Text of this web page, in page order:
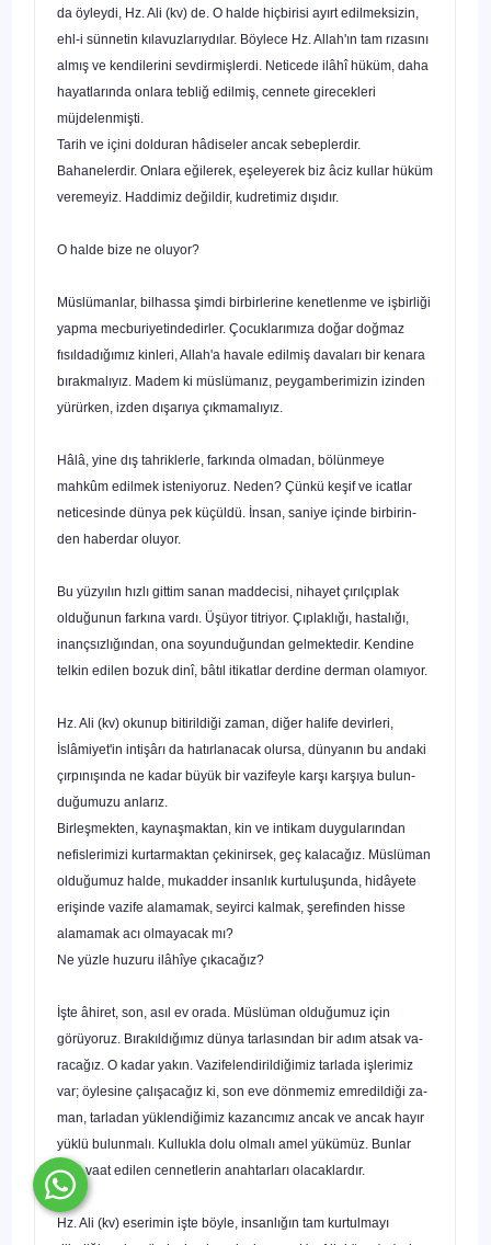
da öyleydi, Hz. Ali (kv) de. O halde hiçbirisi ayırt edil­meksizin,
ehl-i sünnetin kılavuzlarıydılar. Böylece Hz. Allah'ın tam rızasını
almış ve kendilerini sevdirmişlerdi. Neticede ilâhî hüküm, daha
hayatlarında onlara tebliğ edilmiş, cennete gire­cekleri
müjdelenmişti.
Tarih ve içini dolduran hâdiseler ancak sebeplerdir.
Bahanelerdir. Onlara eğilerek, eşeleyerek biz âciz kullar hüküm
veremeyiz. Haddimiz değildir, kudretimiz dışıdır.
O halde bize ne oluyor?
Müslümanlar, bilhassa şimdi birbirlerine kenetlenme ve iş­birliği
yapma mecburiyetindedirler. Çocuklarımıza doğar doğ­maz
fısıldadığımız kinleri, Allah'a havale edilmiş davaları bir kenara
bırakmalıyız. Madem ki müslümanız, peygamberimizin izinden
yürürken, izden dışarıya çıkmamalıyız.
Hâlâ, yine dış tahriklerle, farkında olmadan, bölünmeye
mahkûm edilmek isteniyoruz. Neden? Çünkü keşif ve icatlar
neticesinde dünya pek küçüldü. İnsan, saniye içinde birbirin­
den haberdar oluyor.
Bu yüzyılın hızlı gittim sanan maddecisi, nihayet çırılçıplak
olduğunun farkına vardı. Üşüyor titriyor. Çıplaklığı, hastalığı,
inançsızlığından, ona soyunduğundan gelmektedir. Kendine
telkin edilen bozuk dinî, bâtıl itikatlar derdine derman olamı­yor.
Hz. Ali (kv) okunup bitirildiği zaman, diğer halife devirleri,
İslâmiyet'in intişârı da hatırlanacak olursa, dünyanın bu andaki
çırpınışında ne kadar büyük bir vazifeyle karşı karşıya bulun­
duğumuzu anlarız.
Birleşmekten, kaynaşmaktan, kin ve intikam duygula­rından
nefislerimizi kurtarmaktan çekinirsek, geç kalacağız. Müslüman
olduğumuz halde, mukadder insanlık kurtuluşunda, hidâyete
erişinde vazife alamamak, seyirci kalmak, şerefinden hisse
alamamak acı olmayacak mı?
Ne yüzle huzuru ilâhîye çıkacağız?
İşte âhiret, son, asıl ev orada. Müslüman olduğumuz için
görüyoruz. Bırakıldığımız dünya tarlasından bir adım atsak va­
racağız. O kadar yakın. Vazifelendirildiğimiz tarlada işlerimiz
var; öylesine çalışacağız ki, son eve dönmemiz emredildiği za­
man, tarladan yüklendiğimiz kazancımız ancak ve ancak hayır
yüklü bulunmalı. Kullukla dolu olmalı amel yükümüz. Bunlar
bize vaat edilen cennetlerin anahtarları olacaklardır.
Hz. Ali (kv) eserimin işte böyle, insanlığın tam kurtulmayı